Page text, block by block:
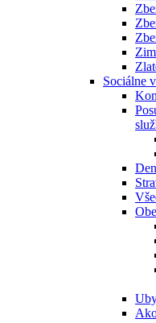
Sociálne